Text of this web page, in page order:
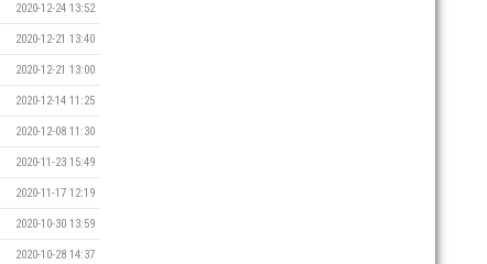
2020-12-24 13:52
2020-12-21 13:40
2020-12-21 13:00
2020-12-14 11:25
2020-12-08 11:30
2020-11-23 15:49
2020-11-17 12:19
2020-10-30 13:59
2020-10-28 14:37